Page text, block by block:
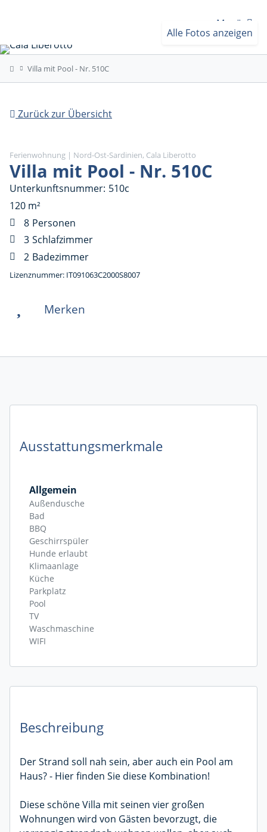
Menü
Alle Fotos anzeigen
Villa mit Pool - Nr. 510C
Zurück zur Übersicht
Ferienwohnung | Nord-Ost-Sardinien, Cala Liberotto
Villa mit Pool - Nr. 510C
Unterkunftsnummer 510c
120 m²
Personen
8
Schlafzimmer
3
Badezimmer
2
Lizenznummer: IT091063C2000S8007
Merken
Ausstattungsmerkmale
Allgemein
Außendusche
Bad
BBQ
Geschirrspüler
Hunde erlaubt
Klimaanlage
Küche
Parkplatz
Pool
TV
Waschmaschine
WIFI
Beschreibung
Der Strand soll nah sein, aber auch ein Pool am
Haus? - Hier finden Sie diese Kombination!
Diese schöne Villa mit seinen vier großen
Wohnungen wird von Gästen bevorzugt, die